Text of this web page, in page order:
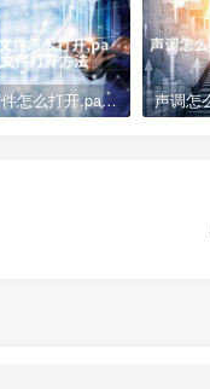
pak文件怎么打开,pak文件打开方法